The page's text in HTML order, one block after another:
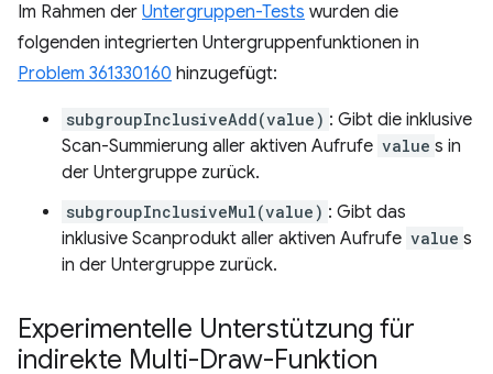
Im Rahmen der Untergruppen-Tests wurden die
folgenden integrierten Untergruppenfunktionen in
Problem 361330160 hinzugefügt:
subgroupInclusiveAdd(value) : Gibt die inklusive
Scan-Summierung aller aktiven Aufrufe value s in
der Untergruppe zurück.
subgroupInclusiveMul(value) : Gibt das
inklusive Scanprodukt aller aktiven Aufrufe value s
in der Untergruppe zurück.
Experimentelle Unterstützung für
indirekte Multi-Draw-Funktion